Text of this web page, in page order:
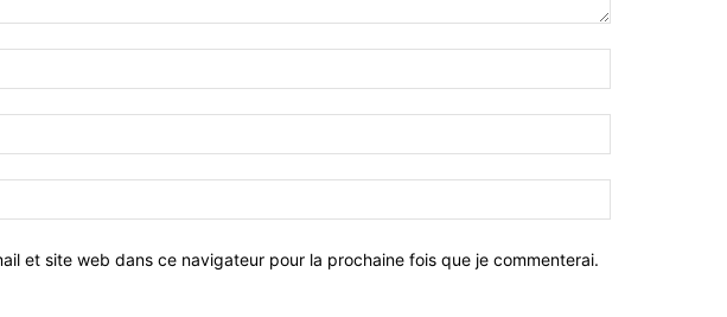
et site web dans ce navigateur pour la prochaine fois que je commenterai.